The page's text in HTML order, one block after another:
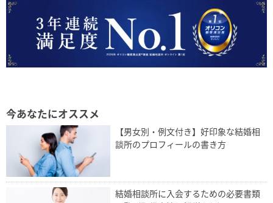
今あなたにオススメ
【男女別・例文付き】好印象な結婚相
談所のプロフィールの書き方
結婚相談所に入会するための必要書類